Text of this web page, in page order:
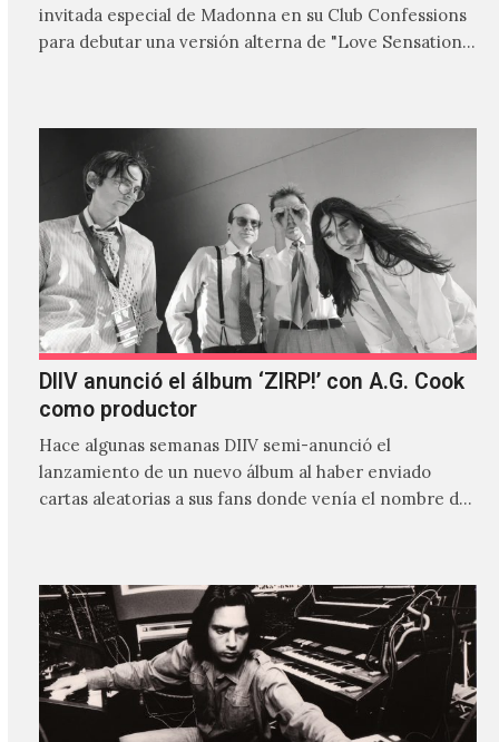
invitada especial de Madonna en su Club Confessions
para debutar una versión alterna de "Love Sensation",
DIIV anunció el álbum ‘ZIRP!’ con A.G. Cook
como productor
Hace algunas semanas DIIV semi-anunció el
lanzamiento de un nuevo álbum al haber enviado
cartas aleatorias a sus fans donde venía el nombre de